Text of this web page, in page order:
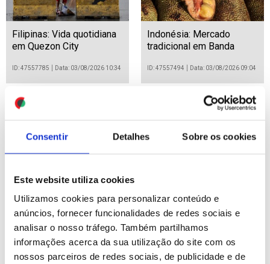
Consentir Detalhes Sobre os cookies
Este website utiliza cookies
Utilizamos cookies para personalizar conteúdo e
anúncios, fornecer funcionalidades de redes sociais e
analisar o nosso tráfego. Também partilhamos
informações acerca da sua utilização do site com os
nossos parceiros de redes sociais, de publicidade e de
Filipinas: Vida quotidiana
em Quezon City
ID: 47557785 Data: 03/08/2026 10:34
Indonésia: Mercado
tradicional em Banda
ID: 47557494 Data: 03/08/2026 09:04
Nepal: Cerimónia hindu
dedicada ao deus Xiva
ID: 47557483 Data: 03/08/2026 09:00
15 IMAGENS
em Porto Alegre
ID: 47555728 Data: 02/08/2026 16:26
12 IMAGENS 26 IMAGENS